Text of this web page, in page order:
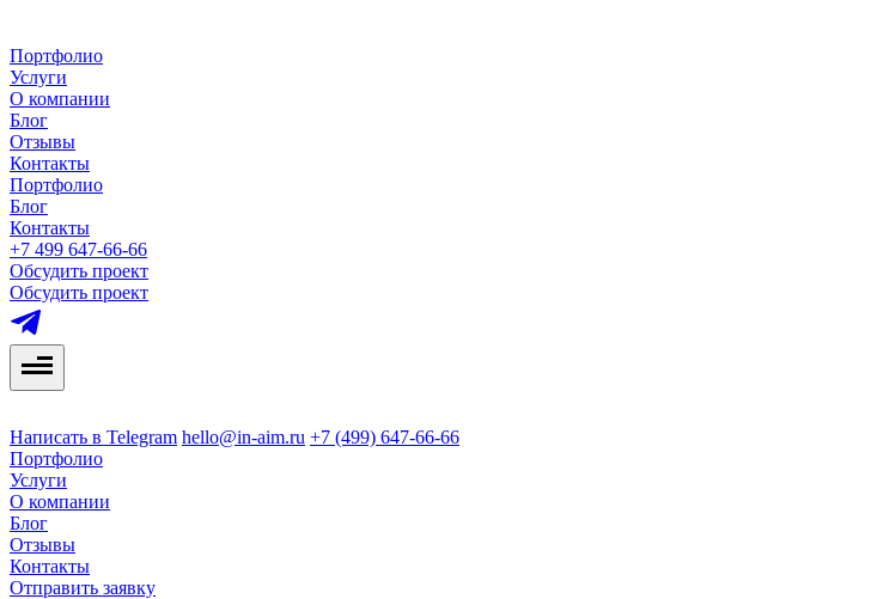
Портфолио
Услуги
О компании
Блог
Отзывы
Контакты
Портфолио
Блог
Контакты
+7 499 647-66-66
Обсудить проект
Обсудить проект
Написать в Telegram hello@in-aim.ru +7 (499) 647-66-66
Портфолио
Услуги
О компании
Блог
Отзывы
Контакты
Отправить заявку